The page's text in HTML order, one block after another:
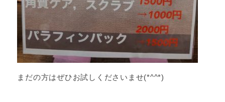
まだの方はぜひお試しくださいませ(*^^*)